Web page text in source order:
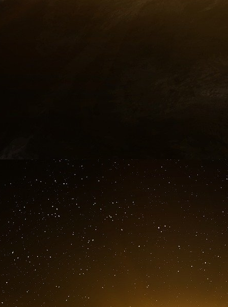
Bref ces gens, ces prétendus candidats à
façon éhontée la Liberté et le bien-vivre
de plus asphyxiant, au plan moral comme au
bureaucratique de la société a dépassé
vignette jaune, la rouelle à 4 € pour circuler
Un seul objectif : « battre l’extrême droite,
Tous cependant, ces grands tolérants, se
« battre l’extrême droite, Fillon et la fasciste
programme, sans que l’on sache très bien
pour des libertés qui de toutes les façons
Mais brandir un épouvantail de nuées,